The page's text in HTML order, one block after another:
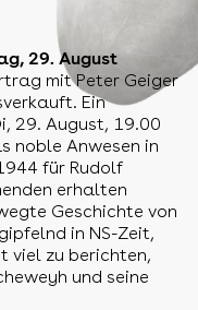
29. August
mit Peter Geiger
Ein
29. August, 19.00
noble Anwesen in
für Rudolf
erhalten
Geschichte von
in NS-Zeit,
viel zu berichten,
und seine